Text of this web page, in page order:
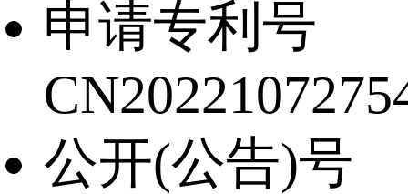
申请专利号
公开(公告)号